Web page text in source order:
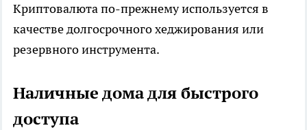
Криптовалюта по-прежнему используется в
качестве долгосрочного хеджирования или
резервного инструмента.
Наличные дома для быстрого
доступа